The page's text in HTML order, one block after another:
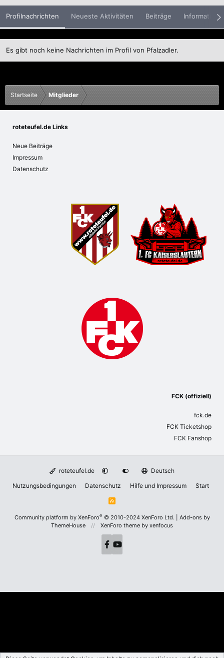
Profilnachrichten Neueste Aktivitäten Beiträge
Es gibt noch keine Nachrichten im Profil von Pfalzadler.
Startseite Mitglieder
roteteufel.de Links
Neue Beiträge
Impressum
Datenschutz
FCK (offiziell)
fck.de
FCK Ticketshop
FCK Fanshop
roteteufel.de
Deutsch
Nutzungsbedingungen
Datenschutz Hilfe und Impressum Start
R
Community platform by XenForo® © 2010-2024 XenForo Ltd.
Add-ons by
ThemeHouse
XenForo theme by xenfocus